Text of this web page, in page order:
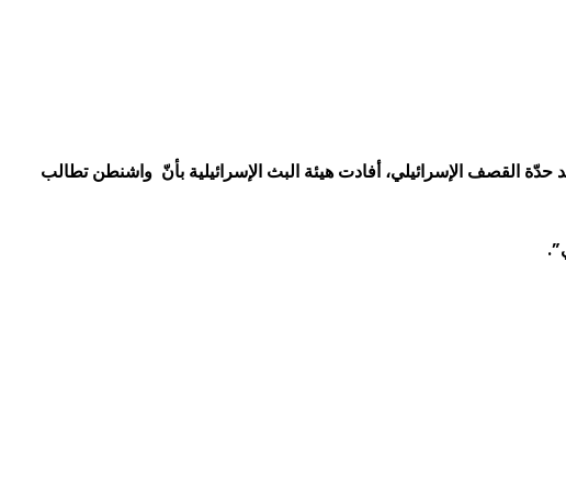
القصف الإسرائيلي، أفادت هيئة البث الإسرائيلية بأنّ واشنطن تطالب